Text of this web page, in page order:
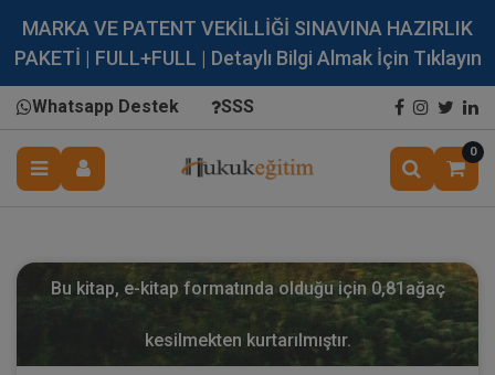
MARKA VE PATENT VEKİLLİĞİ SINAVINA HAZIRLIK
PAKETİ | FULL+FULL | Detaylı Bilgi Almak İçin Tıklayın
Whatsapp Destek SSS
0
Bu kitap, e-kitap formatında olduğu için 0,81 ağaç
kesilmekten kurtarılmıştır.